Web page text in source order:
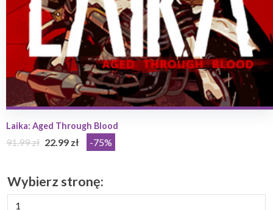
Laika: Aged Through Blood
91.99 zł 22.99 zł -75%
Wybierz stronę: